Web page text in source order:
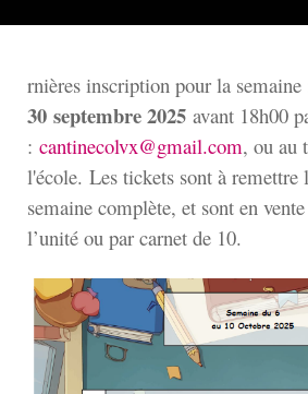
rnières inscription pour la semaine
30 septembre 2025 avant 18h00
: cantinecolvx@gmail.com, ou au
l'école. Les tickets sont à
semaine complète, et sont en
l’unité ou par carnet de 10.